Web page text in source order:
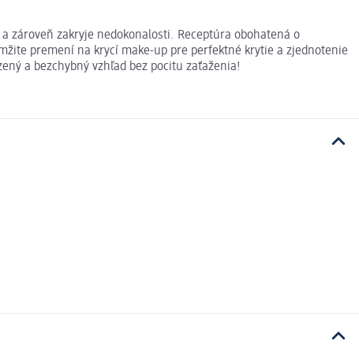
zároveň zakryje nedokonalosti. Receptúra obohatená o
premení na krycí make-up pre perfektné krytie a zjednotenie
a bezchybný vzhľad bez pocitu zaťaženia!